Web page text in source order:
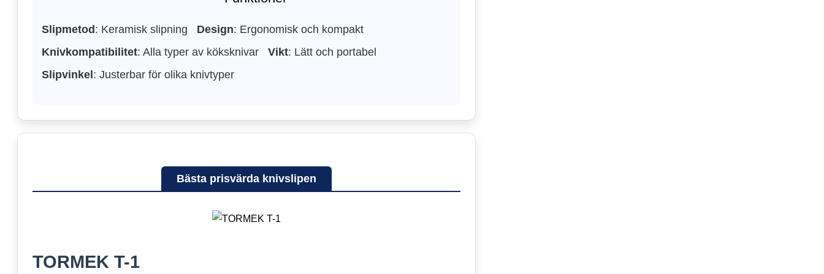
Slipmetod : Keramisk slipning Design: Ergonomisk och kompakt
Knivkompatibilitet: Alla typer av köksknivar Vikt: Lätt och portabel
Slipvinkel : Justerbar för olika knivtyper
Bästa prisvärda knivslipen
TORMEK T-1